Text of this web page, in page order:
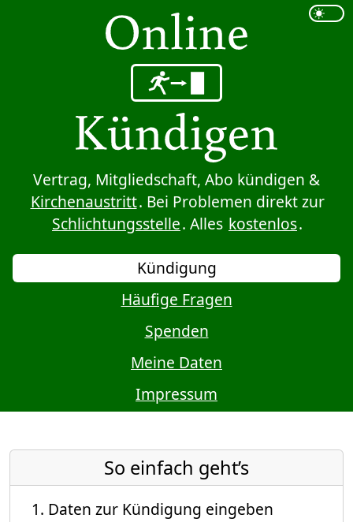
Sprung zum Inhalt
Vertrag, Mitgliedschaft, Abo kündigen &
Kirchenaustritt. Bei Problemen direkt zur
Schlichtungsstelle. Alles kostenlos.
Kündigung
Häufige Fragen
Spenden
Meine Daten
Impressum
So einfach geht’s
Daten zur Kündigung eingeben